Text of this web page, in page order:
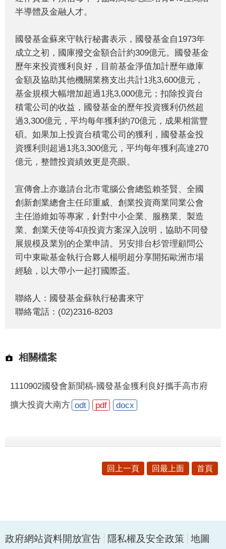
半導體及金融人才。
國發基金蘇來守執行秘書表示，國發基金自1973年
成立之初，國庫撥交金額合計約309億元。國發基金
歷年來投資獲利良好，目前基金淨值加計歷年繳庫
金額及協助其他機關業務支出共計1兆3,600億元，
基金規模大幅增加超過1兆3,000億元；扣除投資台
積電公司的收益，國發基金的歷年投資獲利仍然超
過3,300億元，平均每年獲利約70億元，成果相當豐
碩。如果加上投資台積電公司的獲利，國發基金投
資獲利則超過1兆3,300億元，平均每年獲利高達270
億元，整體投資績效更是亮眼。
宣傳會上亦邀請台北市電腦公會總監賴荃賢、全國
創新創業總會主任邱重威、創業投資商業同業公會
主任游維如等專家，針對中小企業、服務業、製造
業、創業天使等4項投資方案深入說明，協助不同發
展規模及業別的企業申請。另安排台杉管理顧問公
司中東歐基金執行合夥人楊明超分享開拓歐洲市場
經驗，以大帶小一起打國際盃。
聯絡人：國發基金蘇執行秘書來守
聯絡電話：(02)2316-8203
相關檔案
1110902國發會新聞稿-國發基金獲利良好攜手高市府
擴大投資大南方 odt pdf docx
回上一頁 回最上面 首頁
政府網站資料開放宣告 隱私權及安全政策 地圖